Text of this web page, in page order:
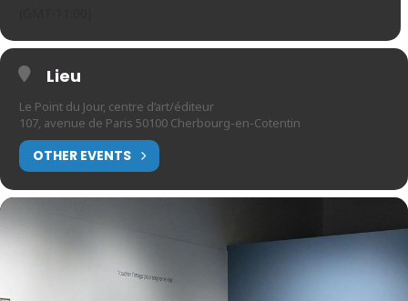
Lieu
Le Point du Jour, centre d’art/éditeur
107, avenue de Paris 50100 Cherbourg-en-Cotentin
OTHER EVENTS